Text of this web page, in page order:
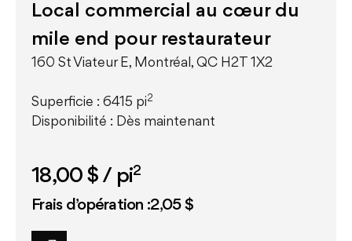
Local commercial au cœur du
mile end pour restaurateur
160 St Viateur E, Montréal, QC H2T 1X2
Superficie : 6415 pi2
Disponibilité : Dès maintenant
18,00 $/ pi2
Frais d’opération :2,05 $